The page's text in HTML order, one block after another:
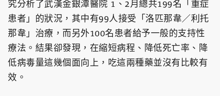
究分析了武漢金銀潭醫院 1、2月總共199名「重症
患者」的狀況，其中有99人接受「洛匹那韋／利托
那韋」治療，而另外100名患者給予一般的支持性
療法。結果卻發現，在縮短病程、降低死亡率、降
低病毒量這幾個面向上，吃這兩種藥並沒有比較有
效。